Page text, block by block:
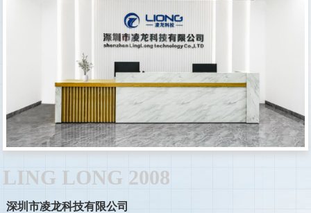
LING LONG 2008
深圳市凌龙科技有限公司